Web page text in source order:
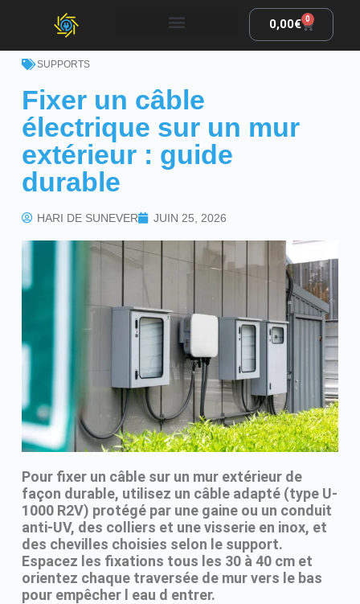
0,00€ 0
SUPPORTS
Fixer un câble
électrique sur un mur
extérieur : guide
durable
HARI DE SUNEVER JUIN 25, 2026
Pour fixer un câble sur un mur extérieur de
façon durable, utilisez un câble adapté (type U-
1000 R2V) protégé par une gaine ou un conduit
anti-UV, des colliers et une visserie en inox, et
des chevilles choisies selon le support.
Espacez les fixations tous les 30 à 40 cm et
orientez chaque traversée de mur vers le bas
pour empêcher l eau d entrer.